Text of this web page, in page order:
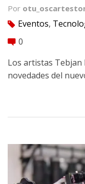
Por
tag Eventos,
comment 0
Los artistas Tebjan
novedades del